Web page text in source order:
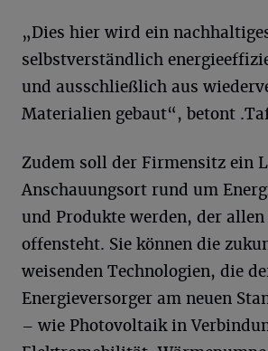
„Dies hier wird ein
selbstverständlich
und ausschließlich aus
Materialien gebaut“, betont
Zudem soll der Firmensitz ein
Anschauungsort rund um
und Produkte werden, der
offensteht. Sie können die
weisenden Technologien, die
Energieversorger am neuen
– wie Photovoltaik in